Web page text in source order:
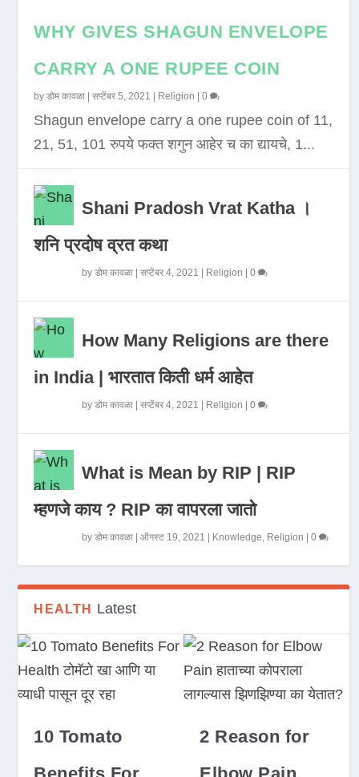
WHY GIVES SHAGUN ENVELOPE
CARRY A ONE RUPEE COIN
byडोम कावळा |सप्टेंबर 5, 2021 Religion |0
Shagun envelope carry a one rupee coin of 11,
21, 51, 101 रुपये फक्त शगुन आहेर च का द्यायचे, 1...
Shani Pradosh Vrat Katha ।
शनि प्रदोष व्रत कथा
byडोम कावळा |सप्टेंबर 4, 2021 Religion |0
How Many Religions are there
in India | भारतात किती धर्म आहेत
byडोम कावळा |सप्टेंबर 4, 2021 Religion |0
What is Mean by RIP | RIP
म्हणजे काय ? RIP का वापरला जातो
byडोम कावळा |ऑगस्ट 19, 2021 Knowledge, Religion |0
HEALTH Latest
10 Tomato
2 Reason for